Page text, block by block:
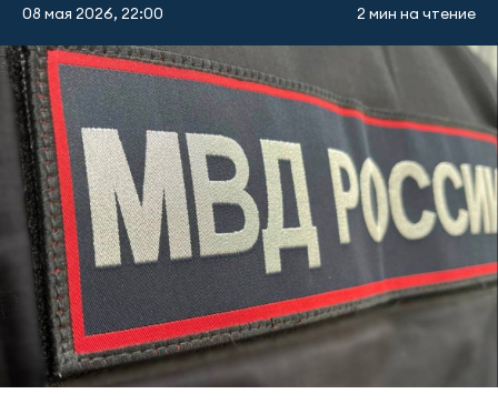
08 мая 2026, 22:00 2 мин на чтение